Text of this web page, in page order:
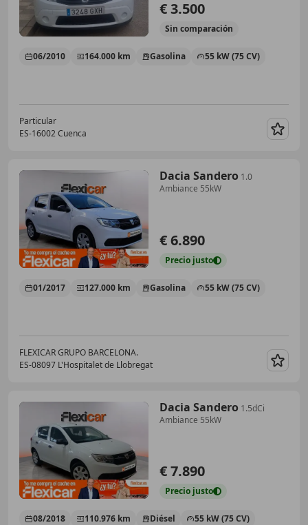
€ 3.500
Sin comparación
06/2010 164.000 km Gasolina 55 kW (75 CV)
Particular
ES-16002 Cuenca
Dacia Sandero 1.0
Ambiance 55kW
€ 6.890
Precio justo
01/2017 127.000 km Gasolina 55 kW (75 CV)
FLEXICAR GRUPO BARCELONA.
ES-08097 L'Hospitalet de Llobregat
Dacia Sandero 1.5dCi
Ambiance 55kW
€ 7.890
Precio justo
08/2018 110.976 km Diésel 55 kW (75 CV)